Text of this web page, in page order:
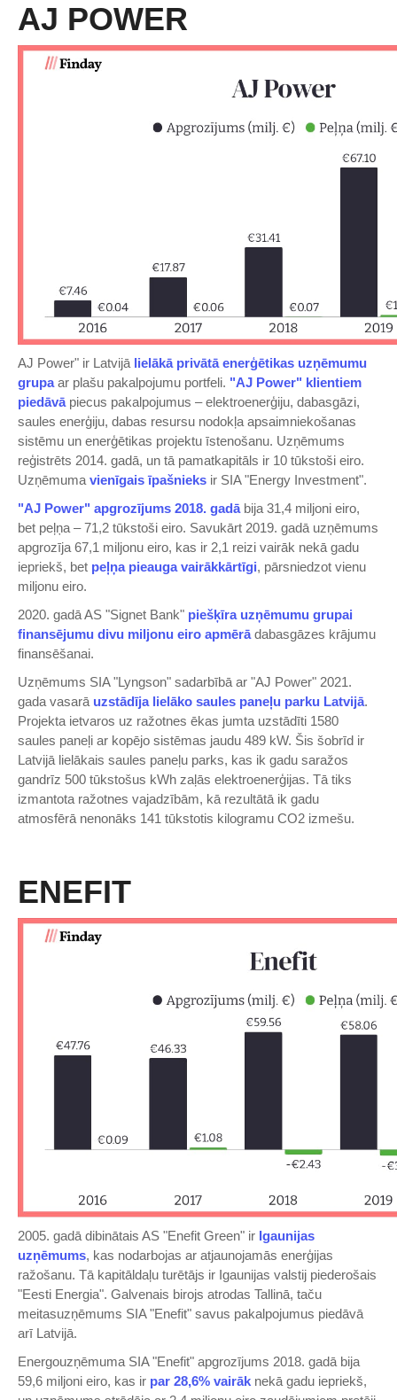
AJ POWER
AJ Power" ir Latvijā lielākā privātā enerģētikas uzņēmumu
grupaar plašu pakalpojumu portfeli. "AJ Power" klientiem
piedāvāpiecus pakalpojumus – elektroenerģiju, dabasgāzi,
saules enerģiju, dabas resursu nodokļa apsaimniekošanas
sistēmu un enerģētikas projektu īstenošanu. Uzņēmums
reģistrēts 2014. gadā, un tā pamatkapitāls ir 10 tūkstoši eiro.
Uzņēmuma vienīgais īpašnieks ir SIA "Energy Investment".
"AJ Power" apgrozījums 2018. gadābija 31,4 miljoni eiro,
bet peļņa – 71,2 tūkstoši eiro. Savukārt 2019. gadā uzņēmums
apgrozīja 67,1 miljonu eiro, kas ir 2,1 reizi vairāk nekā gadu
iepriekš, bet peļņa pieauga vairākkārtīgi, pārsniedzot vienu
miljonu eiro.
2020. gadā AS "Signet Bank" piešķīra uzņēmumu grupai
finansējumu divu miljonu eiro apmērādabasgāzes krājumu
finansēšanai.
Uzņēmums SIA "Lyngson" sadarbībā ar "AJ Power" 2021.
gada vasarā uzstādīja lielāko saules paneļu parku Latvijā.
Projekta ietvaros uz ražotnes ēkas jumta uzstādīti 1580
saules paneļi ar kopējo sistēmas jaudu 489 kW. Šis šobrīd ir
Latvijā lielākais saules paneļu parks, kas ik gadu saražos
gandrīz 500 tūkstošus kWh zaļās elektroenerģijas. Tā tiks
izmantota ražotnes vajadzībām, kā rezultātā ik gadu
atmosfērā nenonāks 141 tūkstotis kilogramu CO2 izmešu.
ENEFIT
2005. gadā dibinātais AS "Enefit Green" ir Igaunijas
uzņēmums, kas nodarbojas ar atjaunojamās enerģijas
ražošanu. Tā kapitāldaļu turētājs ir Igaunijas valstij piederošais
"Eesti Energia". Galvenais birojs atrodas Tallinā, taču
meitasuzņēmums SIA "Enefit" savus pakalpojumus piedāvā
arī Latvijā.
Energouzņēmuma SIA "Enefit" apgrozījums 2018. gadā bija
59,6 miljoni eiro, kas ir par 28,6% vairāk nekā gadu iepriekš,